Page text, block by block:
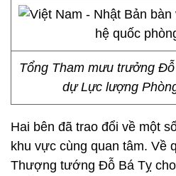
Tổng Tham mưu trưởng
dự Lực lượng
Hai bên đã trao đổi về một
khu vực cùng quan tâm. Về
Thượng tướng Đỗ Bá Tỵ